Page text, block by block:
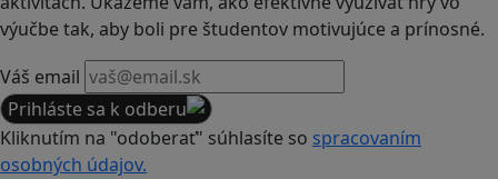
výučbe tak, aby boli pre študentov motivujúce a prínosné.
Váš email
Prihláste sa k odberu
Kliknutím na "odoberať" súhlasíte so spracovaním
osobných údajov.